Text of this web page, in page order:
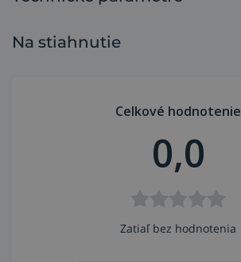
Na stiahnutie
Celkové hodnotenie
0,0
Zatiaľ bez hodnotenia